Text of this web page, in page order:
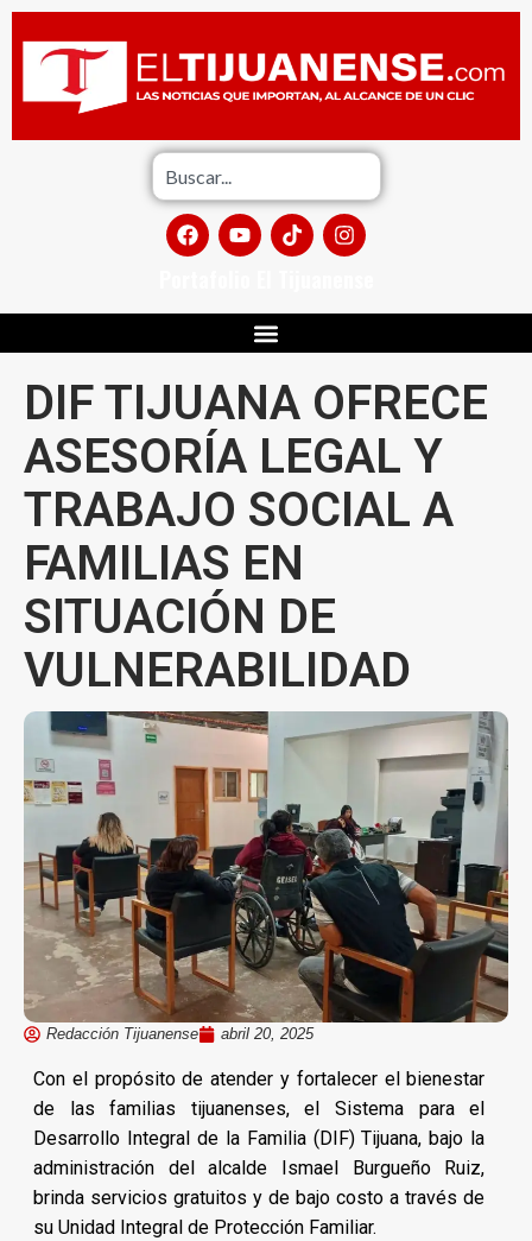
DIF TIJUANA OFRECE
ASESORÍA LEGAL Y
TRABAJO SOCIAL A
FAMILIAS EN
SITUACIÓN DE
VULNERABILIDAD
Redacción Tijuanense abril 20, 2025
Con el propósito de atender y fortalecer el bienestar
de las familias tijuanenses, el Sistema para el
Desarrollo Integral de la Familia (DIF) Tijuana, bajo la
administración del alcalde Ismael Burgueño Ruiz,
brinda servicios gratuitos y de bajo costo a través de
su Unidad Integral de Protección Familiar.